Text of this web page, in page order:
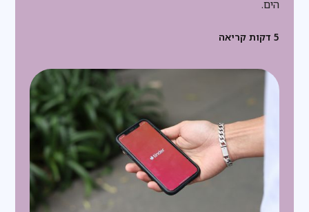
הים.
5דקות קריאה